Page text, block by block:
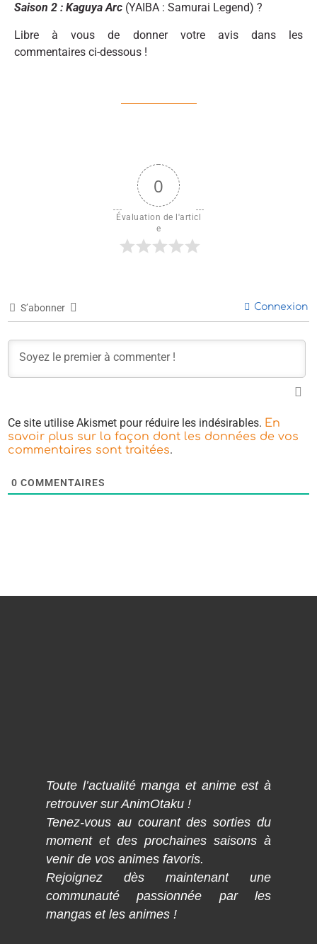
Saison 2 : Kaguya Arc (YAIBA : Samurai Legend) ?
Libre à vous de donner votre avis dans les
commentaires ci-dessous !
0
Évaluation de l'articl
e
S’abonner Connexion
Ce site utilise Akismet pour réduire les indésirables. En
savoir plus sur la façon dont les données de vos
commentaires sont traitées.
0 COMMENTAIRES
Toute l’actualité manga et anime est à
retrouver sur AnimOtaku !
Tenez-vous au courant des sorties du
moment et des prochaines saisons à
venir de vos animes favoris.
Rejoignez dès maintenant une
communauté passionnée par les
mangas et les animes !